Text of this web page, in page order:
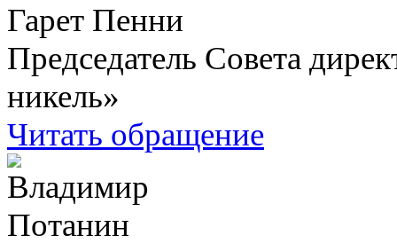
Гарет Пенни
Председатель Совета
никель»
Читать обращение